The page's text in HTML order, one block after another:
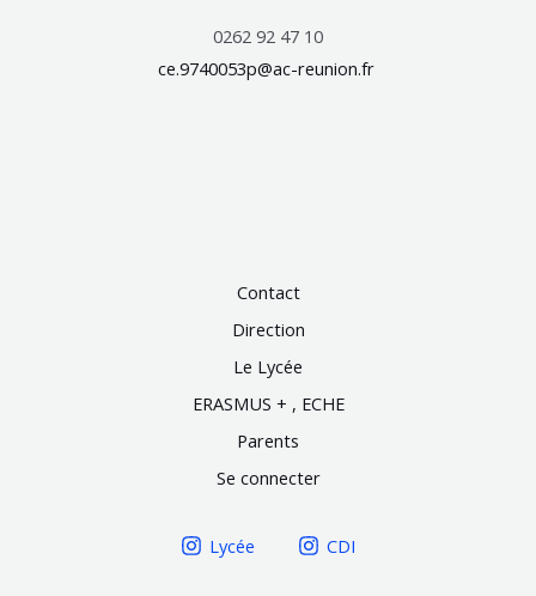
0262 92 47 10
ce.9740053p@ac-reunion.fr
Contact
Direction
Le Lycée
ERASMUS + , ECHE
Parents
Se connecter
Lycée CDI